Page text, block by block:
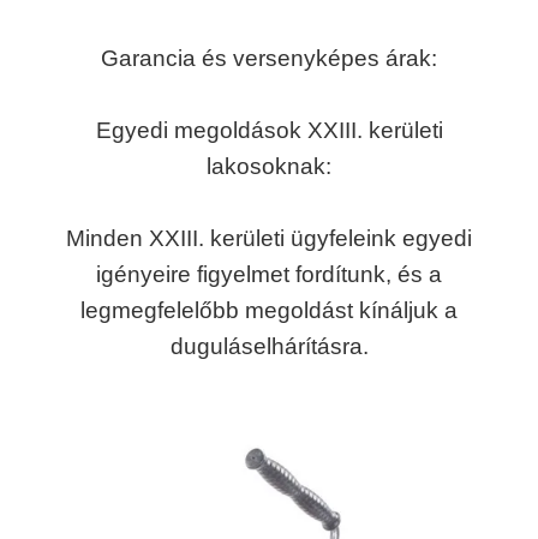
Garancia és versenyképes árak:
Egyedi megoldások XXIII. kerületi
lakosoknak:
Minden XXIII. kerületi ügyfeleink egyedi
igényeire figyelmet fordítunk, és a
legmegfelelőbb megoldást kínáljuk a
duguláselhárításra.